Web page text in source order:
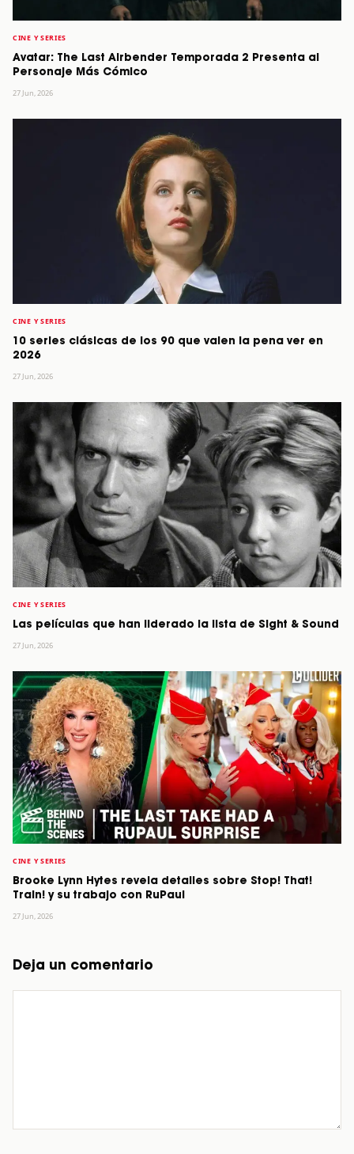
CINE Y SERIES
Avatar: The Last Airbender Temporada 2 Presenta al
Personaje Más Cómico
27 Jun, 2026
CINE Y SERIES
10 series clásicas de los 90 que valen la pena ver en
2026
27 Jun, 2026
CINE Y SERIES
Las películas que han liderado la lista de Sight & Sound
27 Jun, 2026
CINE Y SERIES
Brooke Lynn Hytes revela detalles sobre Stop! That!
Train! y su trabajo con RuPaul
27 Jun, 2026
Deja un comentario
Comentario